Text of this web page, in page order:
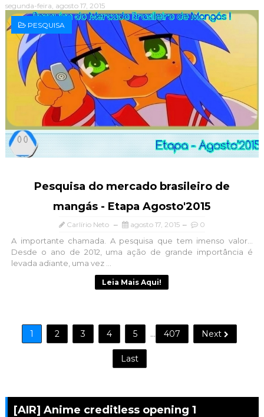
segunda-feira, agosto 17, 2015
PESQUISA
Pesquisa do mercado brasileiro de
mangás - Etapa Agosto'2015
Carlírio Neto agosto 17, 2015 0
A importante chamada. A pesquisa que tem imenso valor...
Desde o ano de 2012, uma ação de grande importância é
levada adiante, uma vez ...
Leia Mais Aqui!
1 2 3 4 5 ... 407 Next
Last
[AIR] Anime creditless opening 1